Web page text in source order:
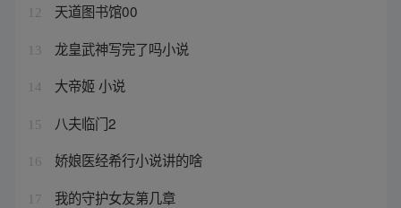
12 天道图书馆00
13 龙皇武神写完了吗小说
14 大帝姬 小说
15 八夫临门2
16 娇娘医经希行小说讲的啥
17 我的守护女友第几章